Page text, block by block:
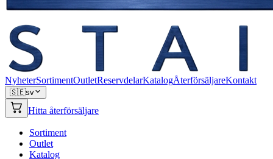
NyheterSortimentOutletReservdelarKatalogÅterförsäljareKontakt
🇸🇪sv
Hitta återförsäljare
Sortiment
Outlet
Katalog